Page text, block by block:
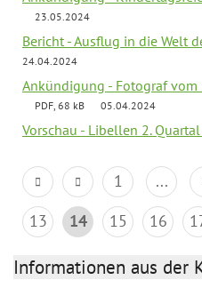
23.05.2024
Bericht - Ausflug in die Welt
24.04.2024
Ankündigung - Fotograf
PDF, 68 kB 05.04.2024
Vorschau - Libellen 2.
1 ...
13
14 15 16
Informationen aus der